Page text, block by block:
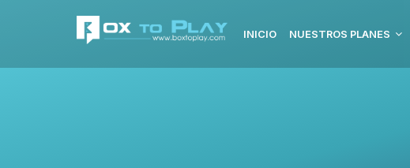
INICIO NUESTROS PLANES